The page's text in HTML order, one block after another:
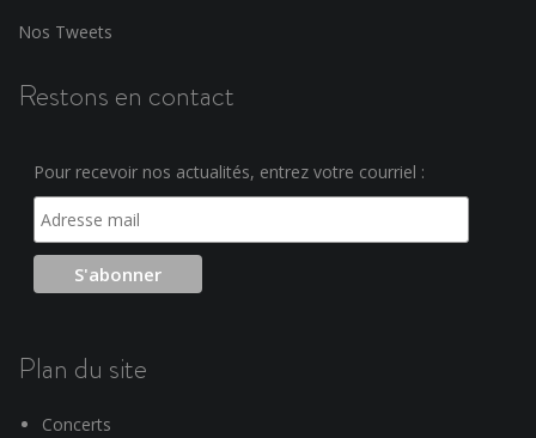
Nos Tweets
Restons en contact
Pour recevoir nos actualités, entrez votre courriel :
Plan du site
Concerts